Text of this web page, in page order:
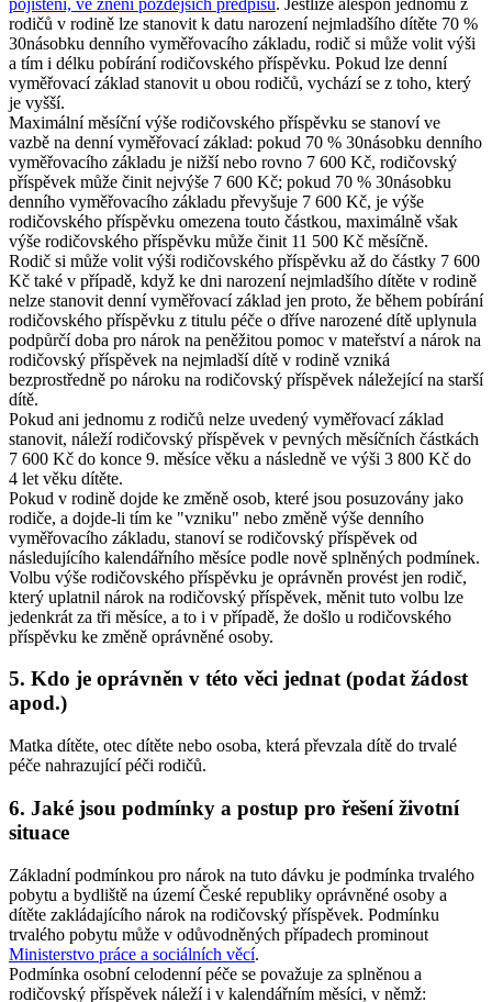
rodičů v rodině lze stanovit k datu narození nejmladšího dítěte 70 %
30násobku denního vyměřovacího základu, rodič si může volit výši
a tím i délku pobírání rodičovského příspěvku. Pokud lze denní
vyměřovací základ stanovit u obou rodičů, vychází se z toho, který
je vyšší.
Maximální měsíční výše rodičovského příspěvku se stanoví ve
vazbě na denní vyměřovací základ: pokud 70 % 30násobku denního
vyměřovacího základu je nižší nebo rovno 7 600 Kč, rodičovský
příspěvek může činit nejvýše 7 600 Kč; pokud 70 % 30násobku
denního vyměřovacího základu převyšuje 7 600 Kč, je výše
rodičovského příspěvku omezena touto částkou, maximálně však
výše rodičovského příspěvku může činit 11 500 Kč měsíčně.
Rodič si může volit výši rodičovského příspěvku až do částky 7 600
Kč také v případě, když ke dni narození nejmladšího dítěte v rodině
nelze stanovit denní vyměřovací základ jen proto, že během pobírání
rodičovského příspěvku z titulu péče o dříve narozené dítě uplynula
podpůrčí doba pro nárok na peněžitou pomoc v mateřství a nárok na
rodičovský příspěvek na nejmladší dítě v rodině vzniká
bezprostředně po nároku na rodičovský příspěvek náležející na starší
dítě.
Pokud ani jednomu z rodičů nelze uvedený vyměřovací základ
stanovit, náleží rodičovský příspěvek v pevných měsíčních částkách
7 600 Kč do konce 9. měsíce věku a následně ve výši 3 800 Kč do
4 let věku dítěte.
Pokud v rodině dojde ke změně osob, které jsou posuzovány jako
rodiče, a dojde-li tím ke "vzniku" nebo změně výše denního
vyměřovacího základu, stanoví se rodičovský příspěvek od
následujícího kalendářního měsíce podle nově splněných podmínek.
Volbu výše rodičovského příspěvku je oprávněn provést jen rodič,
který uplatnil nárok na rodičovský příspěvek, měnit tuto volbu lze
jedenkrát za tři měsíce, a to i v případě, že došlo u rodičovského
příspěvku ke změně oprávněné osoby.
5. Kdo je oprávněn v této věci jednat (podat žádost
apod.)
Matka dítěte, otec dítěte nebo osoba, která převzala dítě do trvalé
péče nahrazující péči rodičů.
6. Jaké jsou podmínky a postup pro řešení životní
situace
Základní podmínkou pro nárok na tuto dávku je podmínka trvalého
pobytu a bydliště na území České republiky oprávněné osoby a
dítěte zakládajícího nárok na rodičovský příspěvek. Podmínku
trvalého pobytu může v odůvodněných případech prominout
Ministerstvo práce a sociálních věcí.
Podmínka osobní celodenní péče se považuje za splněnou a
rodičovský příspěvek náleží i v kalendářním měsíci, v němž: